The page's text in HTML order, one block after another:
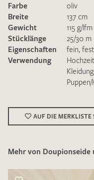
Ich bin damit
zur Beantwortung
Die
genommen und
Farbe
oliv
Breite
137 cm
Gewicht
115 g/lfm
Stücklänge
25/30 m
Eigenschaften
fein, fest
Verwendung
Kleidung
AUF DIE MERKLISTE
Mehr von Doupionseide